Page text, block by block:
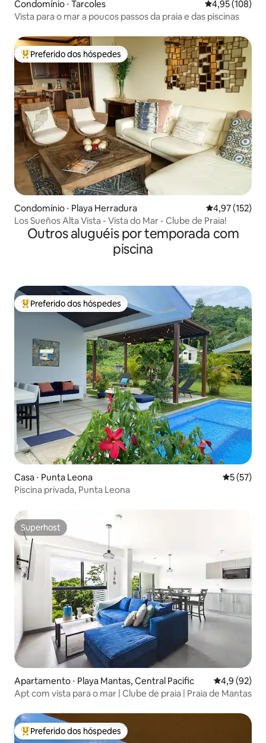
Condomínio ⋅ Tarcoles 4,95 de uma
4,95 (108)
Vista para o mar a poucos passos da praia e das piscinas
Entre os melhores preferidos dos hóspedes
Preferido dos hóspedes
Condomínio ⋅ Playa Herradura 4,97 de uma
4,97 (152)
Los Sueños Alta Vista - Vista do Mar - Clube de Praia!
Outros aluguéis por temporada com
piscina
Entre os melhores preferidos dos hóspedes
Preferido dos hóspedes
Casa ⋅ Punta Leona 5 de uma
5 (57)
Piscina privada, Punta Leona
Superhost
Superhost
Apartamento ⋅ Playa Mantas, Central Pacific 4,9 de uma
4,9 (92)
Apt com vista para o mar | Clube de praia | Praia de Mantas
Entre os melhores preferidos dos hóspedes
Preferido dos hóspedes